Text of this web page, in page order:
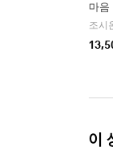
마음
조시
이